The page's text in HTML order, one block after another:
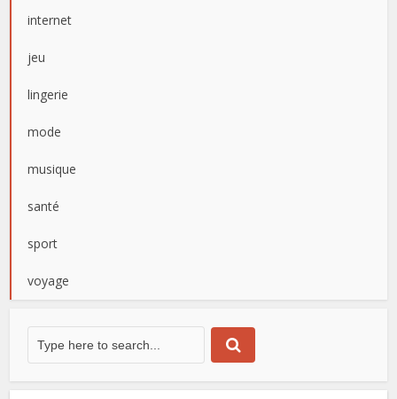
internet
jeu
lingerie
mode
musique
santé
sport
voyage